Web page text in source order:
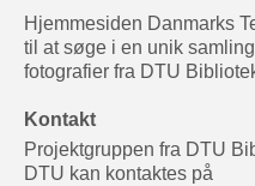
Hjemmesiden Danmarks
til at søge i en unik
fotografier fra DTU
Kontakt
Projektgruppen fra DTU
DTU kan kontaktes på